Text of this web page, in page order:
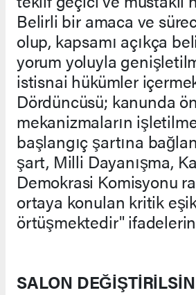
Belirli bir amaca ve
olup, kapsamı açıkça
yorum yoluyla
istisnai hükümler
Dördüncüsü; kanunda
mekanizmaların
başlangıç şartına
şart, Milli Dayanışma,
Demokrasi Komisyonu
ortaya konulan kritik
örtüşmektedir"
SALON